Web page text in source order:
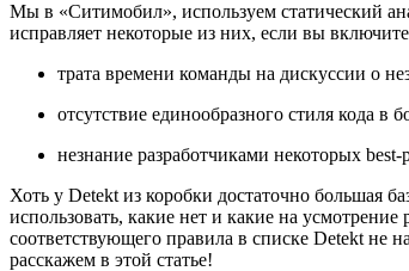
Мы в «Ситимобил», используем статический
исправляет некоторые из них, если вы
трата времени команды на дискуссии о
отсутствие единообразного стиля кода в
незнание разработчиками некоторых
Хоть у Detekt из коробки достаточно большая
использовать, какие нет и какие на
соответствующего правила в списке Detekt не
расскажем в этой статье!